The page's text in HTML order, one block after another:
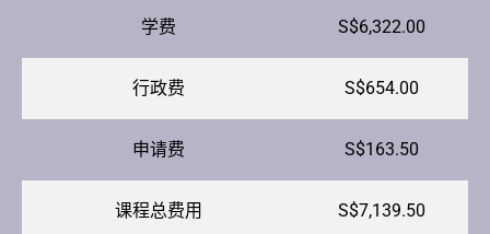
学费 S$6,322.00
行政费 S$654.00
申请费 S$163.50
课程总费用 S$7,139.50